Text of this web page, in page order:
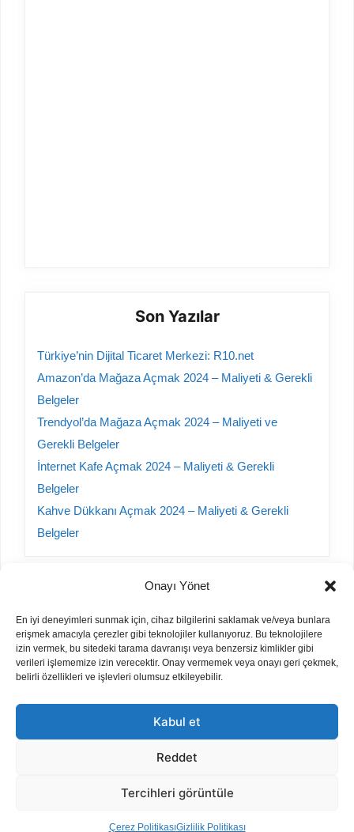
Onayı Yönet
En iyi deneyimleri sunmak için, cihaz bilgilerini saklamak ve/veya bunlara
erişmek amacıyla çerezler gibi teknolojiler kullanıyoruz. Bu teknolojilere
izin vermek, bu sitedeki tarama davranışı veya benzersiz kimlikler gibi
verileri işlememize izin verecektir. Onay vermemek veya onayı geri çekmek,
belirli özellikleri ve işlevleri olumsuz etkileyebilir.
Kabul et
Reddet
Tercihleri görüntüle
Çerez PolitikasıGizlilik Politikası
Son Yazılar
Türkiye’nin Dijital Ticaret Merkezi: R10.net
Amazon’da Mağaza Açmak 2024 – Maliyeti & Gerekli
Belgeler
Trendyol’da Mağaza Açmak 2024 – Maliyeti ve
Gerekli Belgeler
İnternet Kafe Açmak 2024 – Maliyeti & Gerekli
Belgeler
Kahve Dükkanı Açmak 2024 – Maliyeti & Gerekli
Belgeler
A101 Yorumları
Bayilik Veren Firmalar
Tamir/Onarım Fiyatları